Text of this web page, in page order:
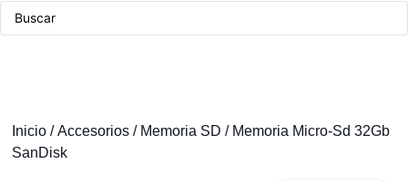
Inicio /Accesorios / Memoria SD / Memoria Micro-Sd 32Gb
SanDisk